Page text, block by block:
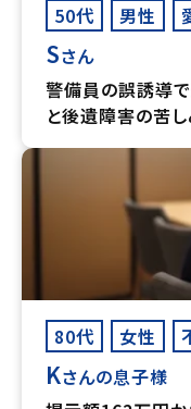
50代 男性
Sさん
警備員の誤誘導
と後遺障害の苦
80代 女性
Kさんの息子様